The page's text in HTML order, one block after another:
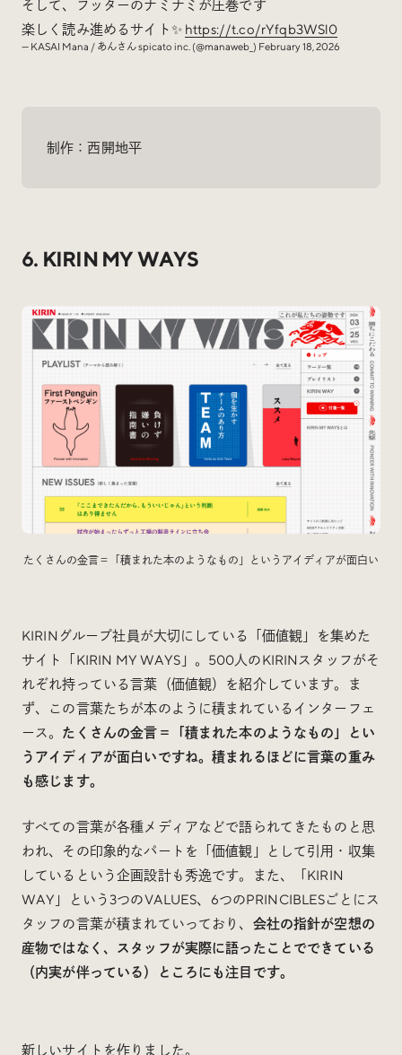
そして、フッターのナミナミが圧巻です
楽しく読み進めるサイト✨ https://t.co/rYfqb3WSl0
— KASAI Mana / あんさん spicato inc. (@manaweb_) February 18, 2026
制作：西開地平
6. KIRIN MY WAYS
たくさんの金言＝「積まれた本のようなもの」というアイディアが面白い
KIRINグループ社員が大切にしている「価値観」を集めた
サイト「KIRIN MY WAYS」。500人のKIRINスタッフがそ
れぞれ持っている言葉（価値観）を紹介しています。ま
ず、この言葉たちが本のように積まれているインターフェ
ース。 たくさんの金言＝「積まれた本のようなもの」とい
うアイディアが面白いですね。積まれるほどに言葉の重み
も感じます。
すべての言葉が各種メディアなどで語られてきたものと思
われ、その印象的なパートを「価値観」として引用・収集
しているという企画設計も秀逸です。また、「KIRIN
WAY」という3つのVALUES、6つのPRINCIBLESごとにス
タッフの言葉が積まれていっており、 会社の指針が空想の
産物ではなく、スタッフが実際に語ったことでできている
（内実が伴っている）ところにも注目です。
新しいサイトを作りました。